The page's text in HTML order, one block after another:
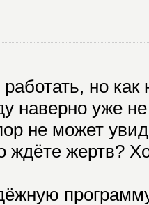
но
наверно уже
не может
ждёте жертв?